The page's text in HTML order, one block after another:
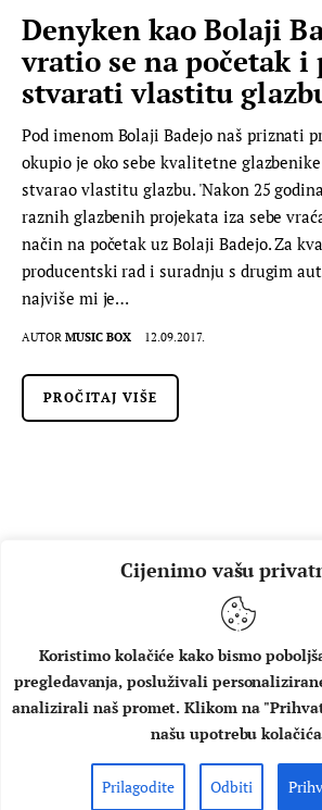
Cijenimo vašu
Koristimo kolačiće kako bismo
pregledavanja, posluživali
analizirali naš promet. Klikom na
našu upotrebu
Prilagodite Odbiti
Denyken kao Bolaji
vratio se na početak i
stvarati vlastitu
Pod imenom Bolaji Badejo naš priznati
okupio je oko sebe kvalitetne
stvarao vlastitu glazbu. 'Nakon 25
raznih glazbenih projekata iza sebe
način na početak uz Bolaji Badejo. Za
producentski rad i suradnju s drugim
najviše mi je…
AUTOR MUSIC BOX 12.09.2017.
PROČITAJ VIŠE
O NAMA IMPRESSUM
Copyright © 2026 Music Box - All